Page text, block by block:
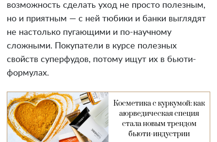
возможность сделать уход не просто полезным,
но и приятным — с ней тюбики и банки выглядят
не настолько пугающими и по-научному
сложными. Покупатели в курсе полезных
свойств суперфудов, потому ищут их в бьюти-
формулах.
Косметика с куркумой: как
аюрведическая специя
стала новым трендом
бьюти-индустрии